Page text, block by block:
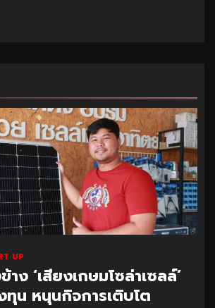
UP
ง ‘เสียงเกษมโซล่าเซลล์’
น หนุนกิจการเติบโต